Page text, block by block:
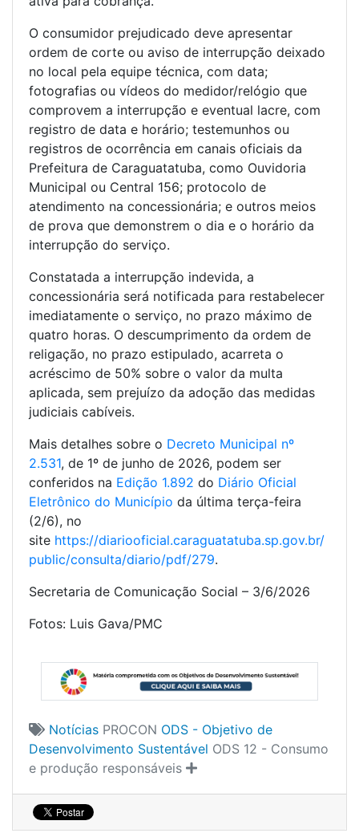
O consumidor prejudicado deve apresentar
ordem de corte ou aviso de interrupção deixado
no local pela equipe técnica, com data;
fotografias ou vídeos do medidor/relógio que
comprovem a interrupção e eventual lacre, com
registro de data e horário; testemunhos ou
registros de ocorrência em canais oficiais da
Prefeitura de Caraguatatuba, como Ouvidoria
Municipal ou Central 156; protocolo de
atendimento na concessionária; e outros meios
de prova que demonstrem o dia e o horário da
interrupção do serviço.
Constatada a interrupção indevida, a
concessionária será notificada para restabelecer
imediatamente o serviço, no prazo máximo de
quatro horas. O descumprimento da ordem de
religação, no prazo estipulado, acarreta o
acréscimo de 50% sobre o valor da multa
aplicada, sem prejuízo da adoção das medidas
judiciais cabíveis.
Mais detalhes sobre o Decreto Municipal nº
2.531, de 1º de junho de 2026, podem ser
conferidos na Edição 1.892 do Diário Oficial
Eletrônico do Município da última terça-feira
(2/6), no
site https://diariooficial.caraguatatuba.sp.gov.br/
public/consulta/diario/pdf/279.
Secretaria de Comunicação Social – 3/6/2026
Fotos: Luis Gava/PMC
Notícias PROCON ODS - Objetivo de
Desenvolvimento Sustentável ODS 12 - Consumo
e produção responsáveis